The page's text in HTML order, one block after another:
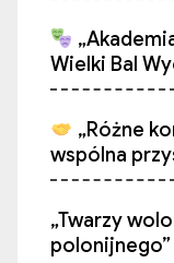
Wielki Bal
„Różne
wspólna
„Twarzy
polonijnego”